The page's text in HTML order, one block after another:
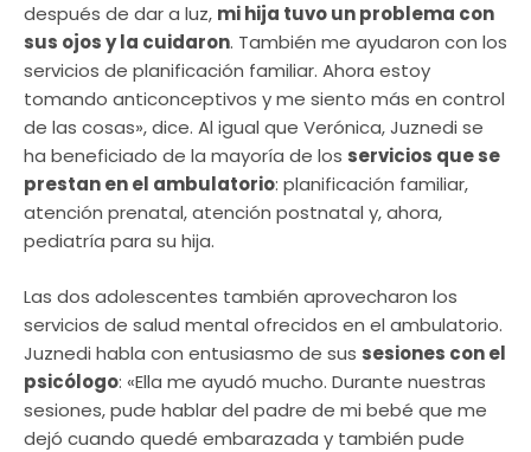
después de dar a luz, mi hija tuvo un problema con
sus ojos y la cuidaron. También me ayudaron con los
servicios de planificación familiar. Ahora estoy
tomando anticonceptivos y me siento más en control
de las cosas», dice. Al igual que Verónica, Juznedi se
ha beneficiado de la mayoría de los servicios que se
prestan en el ambulatorio: planificación familiar,
atención prenatal, atención postnatal y, ahora,
pediatría para su hija.
Las dos adolescentes también aprovecharon los
servicios de salud mental ofrecidos en el ambulatorio.
Juznedi habla con entusiasmo de sus sesiones con el
psicólogo: «Ella me ayudó mucho. Durante nuestras
sesiones, pude hablar del padre de mi bebé que me
dejó cuando quedé embarazada y también pude